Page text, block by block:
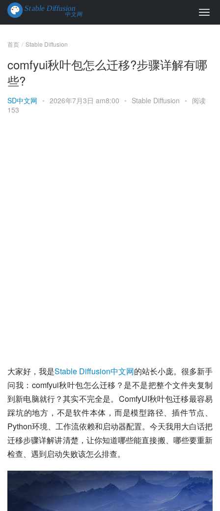
首页 Stable Diffusion
comfyui秋叶包怎么迁移?步骤详解有哪
些?
SD中文网 • 2026年7月3日 am8:00 • Stable Diffusion • 阅读
153
大家好，我是Stable Diffusion中文网的站长小庞。很多新手
问我：comfyui秋叶包怎么迁移？是不是把整个文件夹复制
到新电脑就行？其实不完全是。ComfyUI秋叶包迁移最容易
踩坑的地方，不是软件本体，而是模型路径、插件节点、
Python环境、工作流依赖和启动器配置。今天我用大白话把
迁移步骤详解讲清楚，让你知道哪些能直接搬、哪些要重新
检查、遇到启动失败该怎么排查。